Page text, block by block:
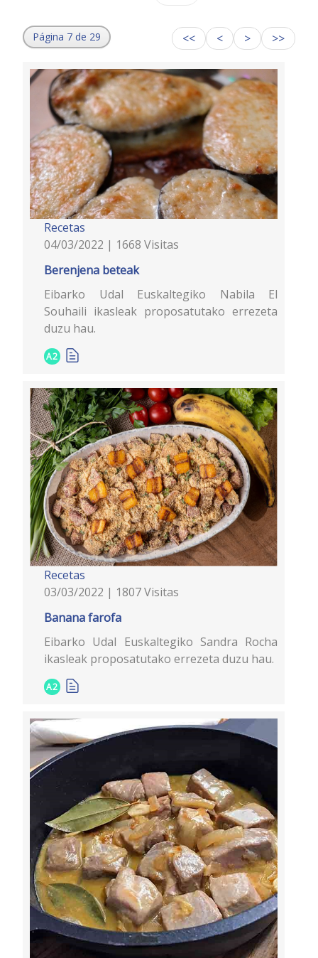
Página 7 de 29 << < > >>
Recetas
04/03/2022 | 1668 Visitas
Berenjena beteak
Eibarko Udal Euskaltegiko Nabila El
Souhaili ikasleak proposatutako errezeta
duzu hau.
A2
Recetas
03/03/2022 | 1807 Visitas
Banana farofa
Eibarko Udal Euskaltegiko Sandra Rocha
ikasleak proposatutako errezeta duzu hau.
A2